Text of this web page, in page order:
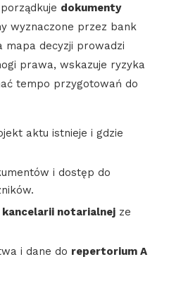
dokumenty
wyznaczone przez bank
mapa decyzji prowadzi
prawa, wskazuje ryzyka
tempo przygotowań do
aktu istnieje i gdzie
i dostęp do
kancelarii notarialnej ze
i dane do repertorium A